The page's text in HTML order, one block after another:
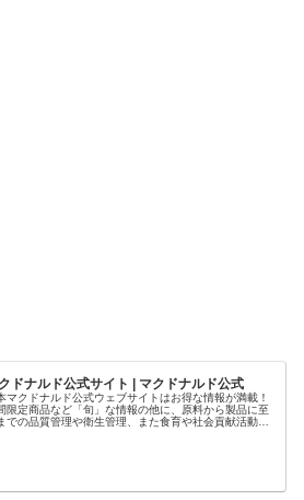
ドナルド公式サイト | マクドナルド公式
マクドナルド公式ウェブサイトはお得な情報が満載！
限定商品など「旬」な情報の他に、原料から製品に至
での品質管理や衛生管理、また食育や社会貢献活動に